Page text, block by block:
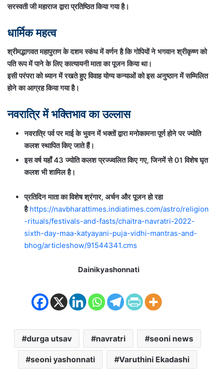
सरस्वती जी महाराज द्वारा प्रतिष्ठित किया गया है।
धार्मिक महत्व
श्रीमद्भागवत महापुराण के दशम स्कंध में वर्णन है कि गोपियों ने भगवान श्रीकृष्ण को
पति रूप में पाने के लिए कात्यायनी माता का पूजन किया था।
इसी परंपरा को ध्यान में रखते हुए विवाह योग्य कन्याओं को इस अनुष्ठान में सम्मिलित
होने का आग्रह किया गया है।
नवरात्रि में भक्तिभाव का उल्लास
नवरात्रि पर्व पर माई के भुवन में भक्तों द्वारा मनोकामना पूर्ण होने पर ज्योति
कलश स्थापित किए जाते हैं।
इस वर्ष यहाँ 43 ज्योति कलश प्रज्ज्वलित किए गए, जिनमें से 01 विशेष घृत
कलश भी शामिल है।
प्रतिदिन माता का विशेष श्रंगार, अर्चन और पूजन हो रहा
है https://navbharattimes.indiatimes.com/astro/religion
-rituals/festivals-and-fasts/chaitra-navratri-2022-
sixth-day-maa-katyayani-puja-vidhi-mantras-and-
bhog/articleshow/91544341.cms
Dainikyashonnati
durga utsav navratri seoni news
seoni yashonnati Varuthini Ekadashi